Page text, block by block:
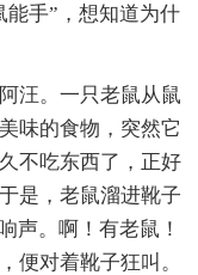
手”，想知道为什
汪。一只老鼠从鼠
味的食物，突然它
不吃东西了，正好
是，老鼠溜进靴子
声。啊！有老鼠！
便对着靴子狂叫。